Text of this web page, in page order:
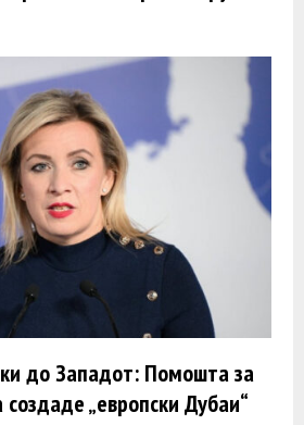
до Западот: Помошта за
„европски Дубаи“